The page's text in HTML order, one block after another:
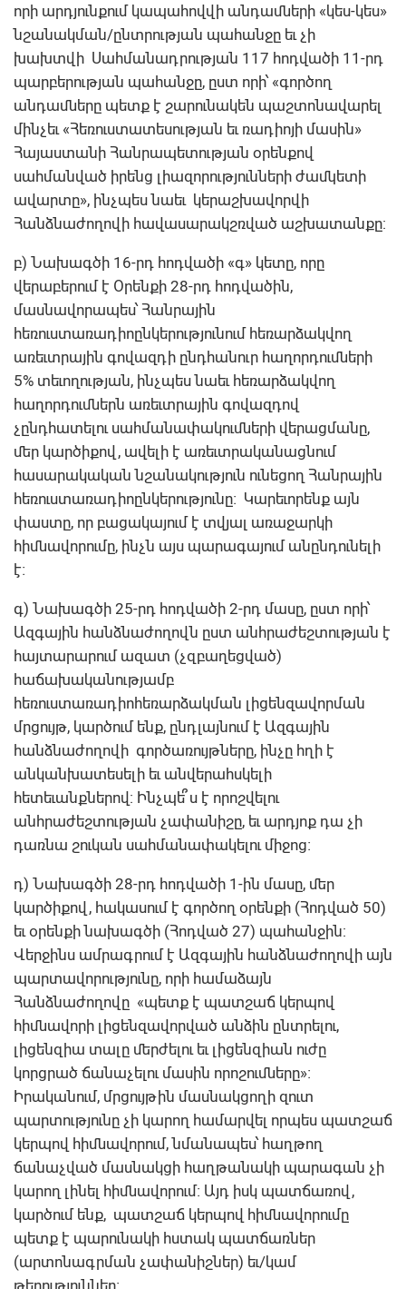
որի արդյունքում կապահովվի անդամների «կես-կես»
նշանակման/ընտրության պահանջը եւ չի
խախտվի Սահմանադրության 117 հոդվածի 11-րդ
պարբերության պահանջը, ըստ որի՝ «գործող
անդամները պետք է շարունակեն պաշտոնավարել
մինչեւ «Հեռուuտատեuության եւ ռադիոյի մաuին»
Հայաuտանի Հանրապետության oրենքով
uահմանված իրենց լիազորությունների ժամկետի
ավարտը», ինչպես նաեւ կերաշխավորվի
Հանձնաժողովի հավասարակշռված աշխատանքը:
բ) Նախագծի 16-րդ հոդվածի «գ» կետը, որը
վերաբերում է Օրենքի 28-րդ հոդվածին,
մասնավորապես՝ Հանրային
հեռուստառադիոընկերությունում հեռարձակվող
առեւտրային գովազդի ընդհանուր հաղորդումների
5% տեւողության, ինչպես նաեւ հեռարձակվող
հաղորդումներն առեւտրային գովազդով
չընդհատելու սահմանափակումների վերացմանը,
մեր կարծիքով, ավելի է առեւտրականացնում
հասարակական նշանակություն ունեցող Հանրային
հեռուստառադիոընկերությունը։ Կարեւորենք այն
փաստը, որ բացակայում է տվյալ առաջարկի
հիմնավորումը, ինչն այս պարագայում անընդունելի
է։
գ) Նախագծի 25-րդ հոդվածի 2-րդ մասը, ըստ որի՝
Ազգային հանձնաժողովն ըստ անհրաժեշտության է
հայտարարում ազատ (չզբաղեցված)
հաճախականությամբ
հեռուստառադիոհեռարձակման լիցենզավորման
մրցույթ, կարծում ենք, ընդլայնում է Ազգային
հանձնաժողովի գործառույթները, ինչը հղի է
անկանխատեսելի եւ անվերահսկելի
հետեւանքներով: Ինչպե՞ս է որոշվելու
անհրաժեշտության չափանիշը, եւ արդյոք դա չի
դառնա շուկան սահմանափակելու միջոց։
դ) Նախագծի 28-րդ հոդվածի 1-ին մասը, մեր
կարծիքով, հակասում է գործող օրենքի (Հոդված 50)
եւ օրենքի նախագծի (Հոդված 27) պահանջին:
Վերջինս ամրագրում է Ազգային հանձնաժողովի այն
պարտավորությունը, որի համաձայն
Հանձնաժողովը «պետք է պատշաճ կերպով
հիմնավորի լիցենզավորված անձին ընտրելու,
լիցենզիա տալը մերժելու եւ լիցենզիան ուժը
կորցրած ճանաչելու մասին որոշումները»։
Իրականում, մրցույթին մասնակցողի զուտ
պարտությունը չի կարող համարվել որպես պատշաճ
կերպով հիմնավորում, նմանապես՝ հաղթող
ճանաչված մասնակցի հաղթանակի պարագան չի
կարող լինել հիմնավորում։ Այդ իսկ պատճառով,
կարծում ենք, պատշաճ կերպով հիմնավորումը
պետք է պարունակի հստակ պատճառներ
(արտոնագրման չափանիշներ) եւ/կամ
թերություններ։